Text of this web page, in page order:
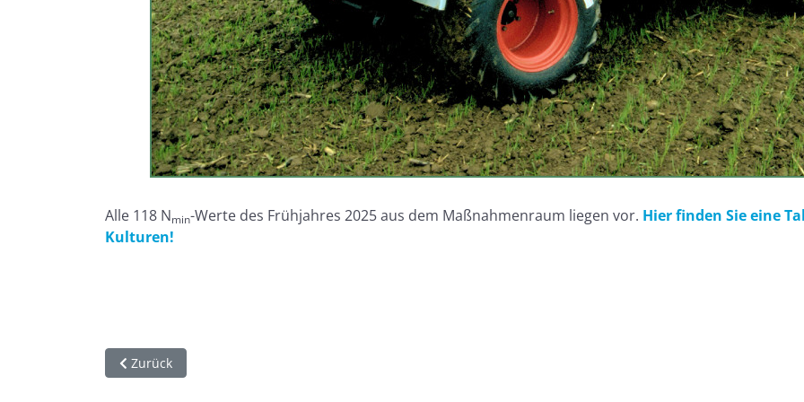
Alle 118 Nmin-Werte des Frühjahres 2025 aus dem Maßnahmenraum liegen vor. Hier finden Sie eine
Kulturen!
Vorheriger Beitrag: Rundbrief WRRL Schlechtenwegen - Schlitz - Schwalmtal: Schossergabe Getreide und
Zurück